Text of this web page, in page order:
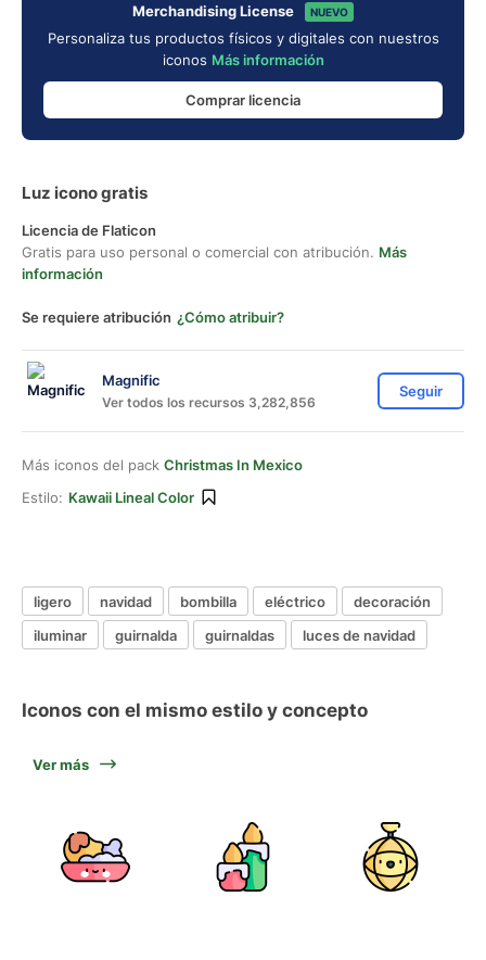
Merchandising License NUEVO
Personaliza tus productos físicos y digitales con nuestros
iconos Más información
Comprar licencia
Luz icono gratis
Licencia de Flaticon
Gratis para uso personal o comercial con atribución. Más
información
Se requiere atribución ¿Cómo atribuir?
Magnific
Ver todos los recursos 3,282,856
Seguir
Más iconos del pack Christmas In Mexico
Estilo: Kawaii Lineal Color
ligero navidad bombilla eléctrico
decoración
iluminar
guirnalda guirnaldas luces de navidad
Iconos con el mismo estilo y concepto
Ver más